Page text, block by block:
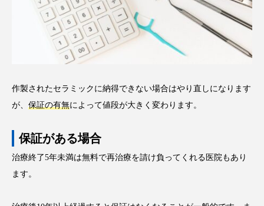
作製されたセラミックに納得できない場合はやり直しになります
が、 保証の有無によって値段が大きく変わります。
保証がある場合
治療終了5年未満は無料で再治療を請け負ってくれる医院もあり
ます。